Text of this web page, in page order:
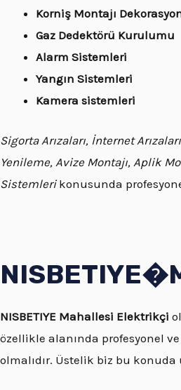
Korniş Montajı
Gaz Dedektörü Kurulumu
Alarm Sistemleri
Yangın Sistemleri
Kamera sistemleri
Sigorta Arızaları, İnternet
Yenileme, Avize Montajı, Aplik
Sistemlerikonusunda
NISBETIYE�
NISBETIYE Mahallesi Elektrikçi
özellikle alanında profesyonel ve
olmalıdır. Üstelik biz bu